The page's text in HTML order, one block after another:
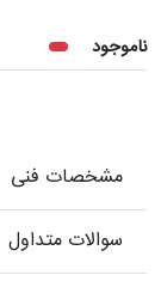
ناموجود
مشخصات فنی
سوالات متداول